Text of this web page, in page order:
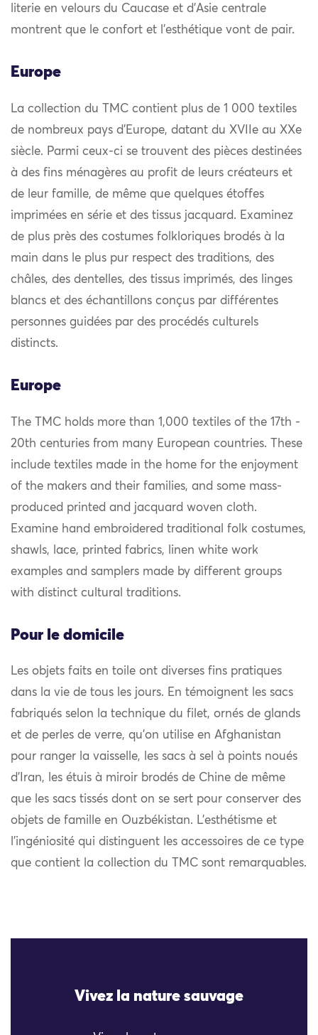
literie en velours du Caucase et d’Asie centrale
montrent que le confort et l’esthétique vont de pair.
Europe
La collection du TMC contient plus de 1 000 textiles
de nombreux pays d’Europe, datant du XVIIe au XXe
siècle. Parmi ceux-ci se trouvent des pièces destinées
à des fins ménagères au profit de leurs créateurs et
de leur famille, de même que quelques étoffes
imprimées en série et des tissus jacquard. Examinez
de plus près des costumes folkloriques brodés à la
main dans le plus pur respect des traditions, des
châles, des dentelles, des tissus imprimés, des linges
blancs et des échantillons conçus par différentes
personnes guidées par des procédés culturels
distincts.
Europe
The TMC holds more than 1,000 textiles of the 17th -
20th centuries from many European countries. These
include textiles made in the home for the enjoyment
of the makers and their families, and some mass-
produced printed and jacquard woven cloth.
Examine hand embroidered traditional folk costumes,
shawls, lace, printed fabrics, linen white work
examples and samplers made by different groups
with distinct cultural traditions.
Pour le domicile
Les objets faits en toile ont diverses fins pratiques
dans la vie de tous les jours. En témoignent les sacs
fabriqués selon la technique du filet, ornés de glands
et de perles de verre, qu’on utilise en Afghanistan
pour ranger la vaisselle, les sacs à sel à points noués
d’Iran, les étuis à miroir brodés de Chine de même
que les sacs tissés dont on se sert pour conserver des
objets de famille en Ouzbékistan. L’esthétisme et
l’ingéniosité qui distinguent les accessoires de ce type
que contient la collection du TMC sont remarquables.
Vivez la nature sauvage